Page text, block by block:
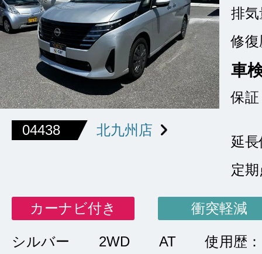
04438 北九州店
排気
修復
車
保証
延
定
カーナビ付き 衝突軽減
シルバー 2WD AT
使用歴